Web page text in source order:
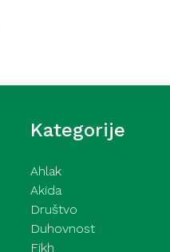
Kategorije
Ahlak
Akida
Društvo
Duhovnost
Fikh